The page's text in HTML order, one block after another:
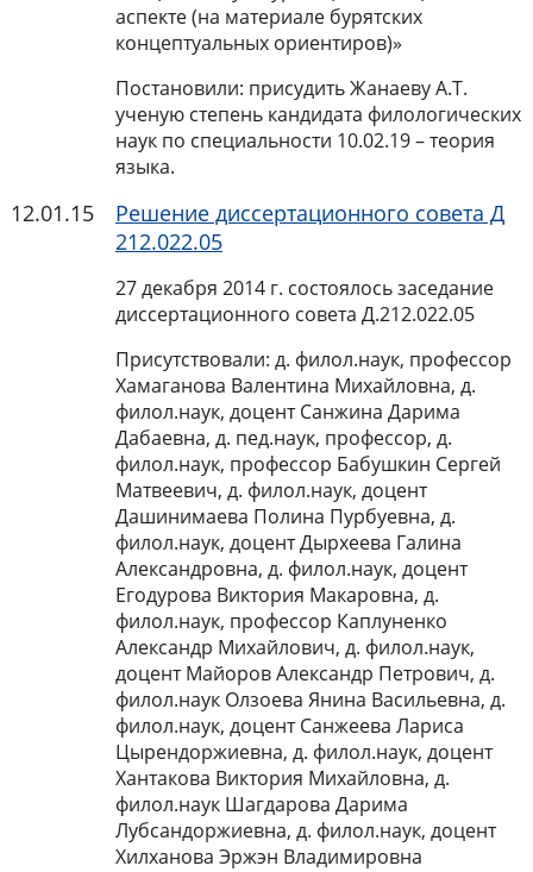
аспекте (на материале бурятских
концептуальных ориентиров)»
Постановили: присудить Жанаеву А.Т.
ученую степень кандидата филологических
наук по специальности 10.02.19 – теория
языка.
12.01.15
Решение диссертационного совета Д
212.022.05
27 декабря 2014 г. состоялось заседание
диссертационного совета Д.212.022.05
Присутствовали: д. филол.наук, профессор
Хамаганова Валентина Михайловна, д.
филол.наук, доцент Санжина Дарима
Дабаевна, д. пед.наук, профессор, д.
филол.наук, профессор Бабушкин Сергей
Матвеевич, д. филол.наук, доцент
Дашинимаева Полина Пурбуевна, д.
филол.наук, доцент Дырхеева Галина
Александровна, д. филол.наук, доцент
Егодурова Виктория Макаровна, д.
филол.наук, профессор Каплуненко
Александр Михайлович, д. филол.наук,
доцент Майоров Александр Петрович, д.
филол.наук Олзоева Янина Васильевна, д.
филол.наук, доцент Санжеева Лариса
Цырендоржиевна, д. филол.наук, доцент
Хантакова Виктория Михайловна, д.
филол.наук Шагдарова Дарима
Лубсандоржиевна, д. филол.наук, доцент
Хилханова Эржэн Владимировна